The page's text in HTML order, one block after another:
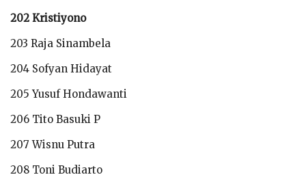
202 Kristiyono
203 Raja Sinambela
204 Sofyan Hidayat
205 Yusuf Hondawanti
206 Tito Basuki P
207 Wisnu Putra
208 Toni Budiarto